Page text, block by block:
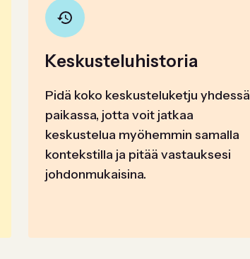
Keskusteluhistoria
Pidä koko keskusteluketju yhdessä
paikassa, jotta voit jatkaa
keskustelua myöhemmin samalla
kontekstilla ja pitää vastauksesi
johdonmukaisina.